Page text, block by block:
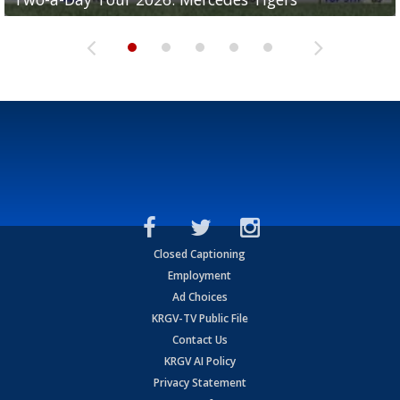
Closed Captioning
Employment
Ad Choices
KRGV-TV Public File
Contact Us
KRGV AI Policy
Privacy Statement